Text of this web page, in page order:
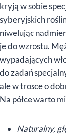
kryją w sobie
syberyjskich
niwelując
je do wzrostu.
wypadających
do zadań
ale w trosce o
Na półce warto
Naturalny,